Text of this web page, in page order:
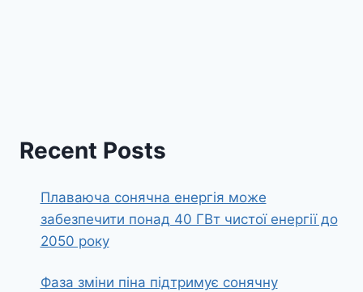
Recent Posts
Плаваюча сонячна енергія може
забезпечити понад 40 ГВт чистої енергії до
2050 року
Фаза зміни піна підтримує сонячну